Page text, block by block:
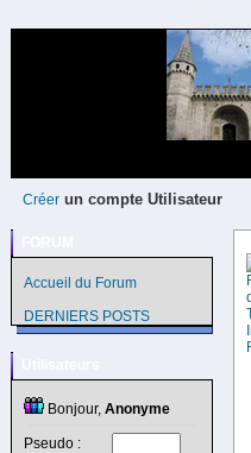
Créer un compte Utilisateur
Accueil du Forum
DERNIERS POSTS
Bonjour, Anonyme
Pseudo :